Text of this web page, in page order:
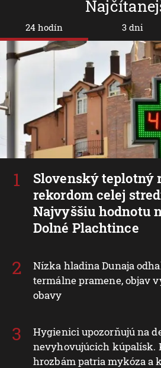
24 hodín
Slovenský teplotný
rekordom celej
Najvyššiu hodnotu
Dolné Plachtince
Nízka hladina Dunaja
termálne pramene, objav
obavy
Hygienici upozorňujú na
nevyhovujúcich kúpalísk.
hrozbám patria mykóza a
3 dni